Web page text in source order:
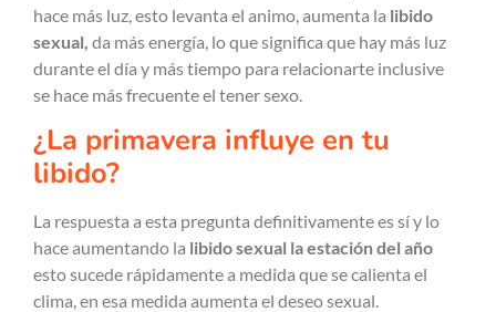
hace más luz, esto levanta el animo, aumenta la libido
sexual, da más energía, lo que significa que hay más luz
durante el día y más tiempo para relacionarte inclusive
se hace más frecuente el tener sexo.
¿La primavera influye en tu
libido?
La respuesta a esta pregunta definitivamente es sí y lo
hace aumentando la libido sexual la estación del año
esto sucede rápidamente a medida que se calienta el
clima, en esa medida aumenta el deseo sexual.